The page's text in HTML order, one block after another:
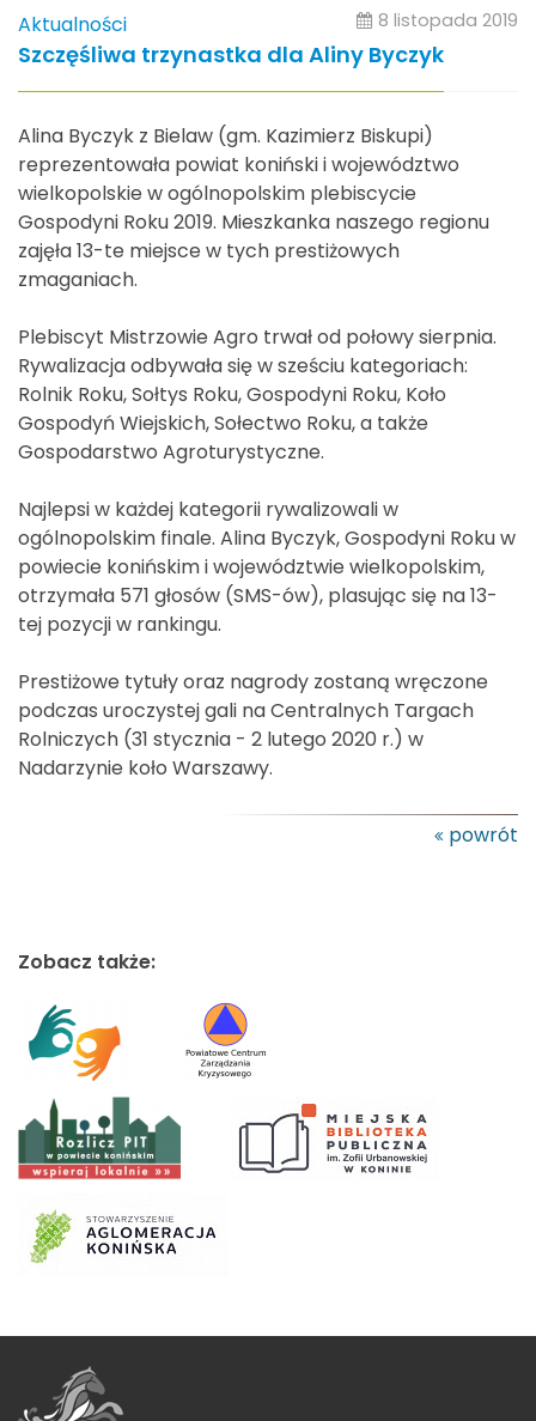
Aktualności 8 listopada 2019
Szczęśliwa trzynastka dla Aliny Byczyk
Alina Byczyk z Bielaw (gm. Kazimierz Biskupi)
reprezentowała powiat koniński i województwo
wielkopolskie w ogólnopolskim plebiscycie
Gospodyni Roku 2019. Mieszkanka naszego regionu
zajęła 13-te miejsce w tych prestiżowych
zmaganiach.
Plebiscyt Mistrzowie Agro trwał od połowy sierpnia.
Rywalizacja odbywała się w sześciu kategoriach:
Rolnik Roku, Sołtys Roku, Gospodyni Roku, Koło
Gospodyń Wiejskich, Sołectwo Roku, a także
Gospodarstwo Agroturystyczne.
Najlepsi w każdej kategorii rywalizowali w
ogólnopolskim finale. Alina Byczyk, Gospodyni Roku w
powiecie konińskim i województwie wielkopolskim,
otrzymała 571 głosów (SMS-ów), plasując się na 13-
tej pozycji w rankingu.
Prestiżowe tytuły oraz nagrody zostaną wręczone
podczas uroczystej gali na Centralnych Targach
Rolniczych (31 stycznia - 2 lutego 2020 r.) w
Nadarzynie koło Warszawy.
powrót
Zobacz także: